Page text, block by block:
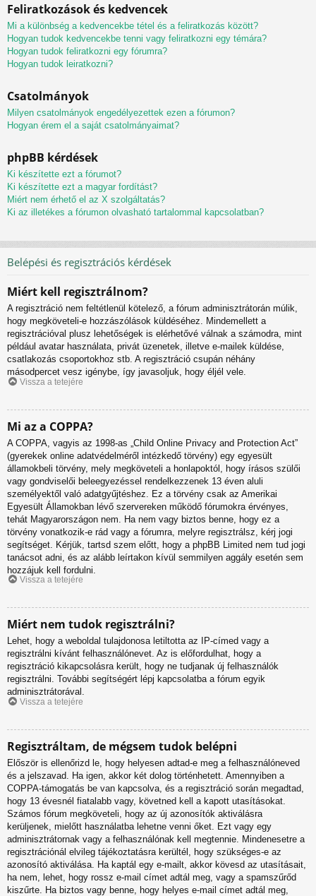
Feliratkozások és kedvencek
Mi a különbség a kedvencekbe tétel és a feliratkozás között?
Hogyan tudok kedvencekbe tenni vagy feliratkozni egy témára?
Hogyan tudok feliratkozni egy fórumra?
Hogyan tudok leiratkozni?
Csatolmányok
Milyen csatolmányok engedélyezettek ezen a fórumon?
Hogyan érem el a saját csatolmányaimat?
phpBB kérdések
Ki készítette ezt a fórumot?
Ki készítette ezt a magyar fordítást?
Miért nem érhető el az X szolgáltatás?
Ki az illetékes a fórumon olvasható tartalommal kapcsolatban?
Belépési és regisztrációs kérdések
Miért kell regisztrálnom?
A regisztráció nem feltétlenül kötelező, a fórum adminisztrátorán múlik,
hogy megköveteli-e hozzászólások küldéséhez. Mindemellett a
regisztrációval plusz lehetőségek is elérhetővé válnak a számodra, mint
például avatar használata, privát üzenetek, illetve e-mailek küldése,
csatlakozás csoportokhoz stb. A regisztráció csupán néhány
másodpercet vesz igénybe, így javasoljuk, hogy éljél vele.
Vissza a tetejére
Mi az a COPPA?
A COPPA, vagyis az 1998-as „Child Online Privacy and Protection Act”
(gyerekek online adatvédelméről intézkedő törvény) egy egyesült
államokbeli törvény, mely megköveteli a honlapoktól, hogy írásos szülői
vagy gondviselői beleegyezéssel rendelkezzenek 13 éven aluli
személyektől való adatgyűjtéshez. Ez a törvény csak az Amerikai
Egyesült Államokban lévő szervereken működő fórumokra érvényes,
tehát Magyarországon nem. Ha nem vagy biztos benne, hogy ez a
törvény vonatkozik-e rád vagy a fórumra, melyre regisztrálsz, kérj jogi
segítséget. Kérjük, tartsd szem előtt, hogy a phpBB Limited nem tud jogi
tanácsot adni, és az alább leírtakon kívül semmilyen aggály esetén sem
hozzájuk kell fordulni.
Vissza a tetejére
Miért nem tudok regisztrálni?
Lehet, hogy a weboldal tulajdonosa letiltotta az IP-címed vagy a
regisztrálni kívánt felhasználónevet. Az is előfordulhat, hogy a
regisztráció kikapcsolásra került, hogy ne tudjanak új felhasználók
regisztrálni. További segítségért lépj kapcsolatba a fórum egyik
adminisztrátorával.
Vissza a tetejére
Regisztráltam, de mégsem tudok belépni
Először is ellenőrizd le, hogy helyesen adtad-e meg a felhasználóneved
és a jelszavad. Ha igen, akkor két dolog történhetett. Amennyiben a
COPPA-támogatás be van kapcsolva, és a regisztráció során megadtad,
hogy 13 évesnél fiatalabb vagy, követned kell a kapott utasításokat.
Számos fórum megköveteli, hogy az új azonosítók aktiválásra
kerüljenek, mielőtt használatba lehetne venni őket. Ezt vagy egy
adminisztrátornak vagy a felhasználónak kell megtennie. Mindenesetre a
regisztrációnál elvileg tájékoztatásra kerültél, hogy szükséges-e az
azonosító aktiválása. Ha kaptál egy e-mailt, akkor kövesd az utasításait,
ha nem, lehet, hogy rossz e-mail címet adtál meg, vagy a spamszűrőd
kiszűrte. Ha biztos vagy benne, hogy helyes e-mail címet adtál meg,